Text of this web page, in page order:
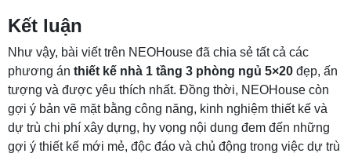
Kết luận
Như vậy, bài viết trên NEOHouse đã chia sẻ tất cả các
phương án thiết kế nhà 1 tầng 3 phòng ngủ 5×20 đẹp, ấn
tượng và được yêu thích nhất. Đồng thời, NEOHouse còn
gợi ý bản vẽ mặt bằng công năng, kinh nghiệm thiết kế và
dự trù chi phí xây dựng, hy vọng nội dung đem đến những
gợi ý thiết kế mới mẻ, độc đáo và chủ động trong việc dự trù